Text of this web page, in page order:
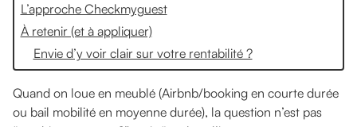
L’approche Checkmyguest
À retenir (et à appliquer)
Envie d’y voir clair sur votre rentabilité ?
Quand on loue en meublé (Airbnb/booking en courte durée
ou bail mobilité en moyenne durée), la question n’est pas